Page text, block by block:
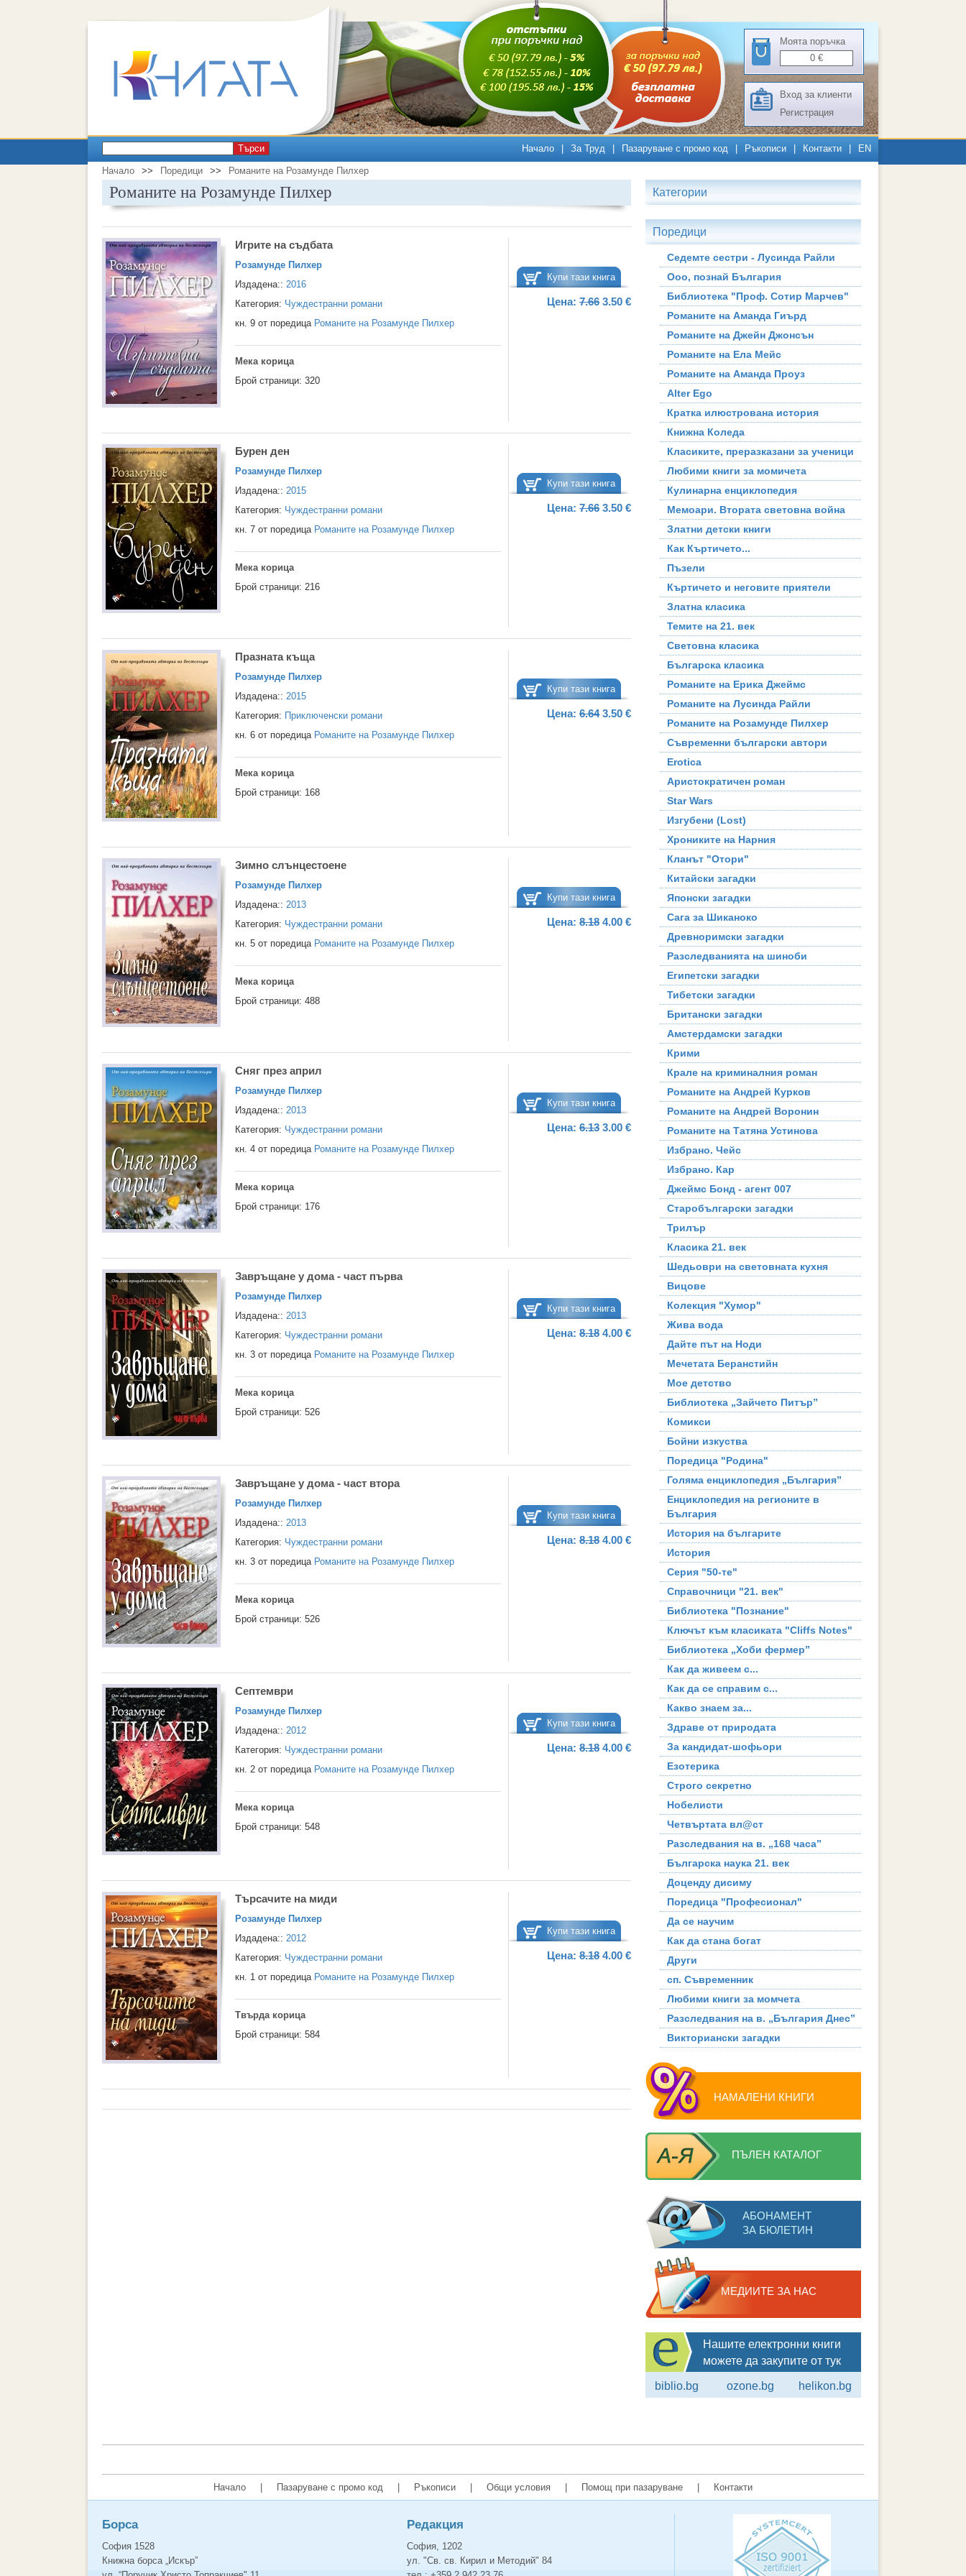
Моята поръчка
0 €
Вход за клиенти
Регистрация
Търси Начало За Труд Пазаруване с промо код Ръкописи Контакти EN
Начало >> Поредици >> Романите на Розамунде Пилхер
Романите на Розамунде Пилхер
Игрите на съдбата
Розамунде Пилхер
Издадена:: 2016
Категория: Чуждестранни романи
кн. 9 от поредица Романите на Розамунде Пилхер
Мека корица
Брой страници: 320
Купи тази книга
Цена: 7.66 3.50 €
Бурен ден
Розамунде Пилхер
Издадена:: 2015
Категория: Чуждестранни романи
кн. 7 от поредица Романите на Розамунде Пилхер
Мека корица
Брой страници: 216
Купи тази книга
Цена: 7.66 3.50 €
Празната къща
Розамунде Пилхер
Издадена:: 2015
Категория: Приключенски романи
кн. 6 от поредица Романите на Розамунде Пилхер
Мека корица
Брой страници: 168
Купи тази книга
Цена: 6.643.50 €
Зимно слънцестоене
Розамунде Пилхер
Издадена:: 2013
Категория: Чуждестранни романи
кн. 5 от поредица Романите на Розамунде Пилхер
Мека корица
Брой страници: 488
Купи тази книга
Цена: 8.18 4.00 €
Сняг през април
Розамунде Пилхер
Издадена:: 2013
Категория: Чуждестранни романи
кн. 4 от поредица Романите на Розамунде Пилхер
Мека корица
Брой страници: 176
Купи тази книга
Цена: 6.13 3.00 €
Завръщане у дома - част първа
Розамунде Пилхер
Издадена:: 2013
Категория: Чуждестранни романи
кн. 3 от поредица Романите на Розамунде Пилхер
Мека корица
Брой страници: 526
Купи тази книга
Цена: 8.18 4.00 €
Завръщане у дома - част втора
Розамунде Пилхер
Издадена:: 2013
Категория: Чуждестранни романи
кн. 3 от поредица Романите на Розамунде Пилхер
Мека корица
Брой страници: 526
Купи тази книга
Цена: 8.18 4.00 €
Септември
Розамунде Пилхер
Издадена:: 2012
Категория: Чуждестранни романи
кн. 2 от поредица Романите на Розамунде Пилхер
Мека корица
Брой страници: 548
Купи тази книга
Цена: 8.18 4.00 €
Търсачите на миди
Розамунде Пилхер
Издадена:: 2012
Категория: Чуждестранни романи
кн. 1 от поредица Романите на Розамунде Пилхер
Твърда корица
Брой страници: 584
Купи тази книга
Цена: 8.18 4.00 €
Категории
Поредици
Седемте сестри - Лусинда Райли
Ооо, познай България
Библиотека "Проф. Сотир Марчев"
Романите на Аманда Гиърд
Романите на Джейн Джонсън
Романите на Ела Мейс
Романите на Аманда Проуз
Alter Ego
Кратка илюстрована история
Книжна Коледа
Класиките, преразказани за ученици
Любими книги за момичета
Кулинарна енциклопедия
Мемоари. Втората световна война
Златни детски книги
Как Къртичето...
Пъзели
Къртичето и неговите приятели
Златна класика
Темите на 21. век
Световна класика
Българска класика
Романите на Ерика Джеймс
Романите на Лусинда Райли
Романите на Розамунде Пилхер
Съвременни български автори
Erotica
Аристократичен роман
Star Wars
Изгубени (Lost)
Хрониките на Нарния
Кланът "Отори"
Китайски загадки
Японски загадки
Сага за Шиканоко
Древноримски загадки
Разследванията на шиноби
Египетски загадки
Тибетски загадки
Британски загадки
Амстердамски загадки
Крими
Крале на криминалния роман
Романите на Андрей Курков
Романите на Андрей Воронин
Романите на Татяна Устинова
Избрано. Чейс
Избрано. Кар
Джеймс Бонд - агент 007
Старобългарски загадки
Трилър
Класика 21. век
Шедьоври на световната кухня
Вицове
Колекция "Хумор"
Жива вода
Дайте път на Ноди
Мечетата Беранстийн
Мое детство
Библиотека „Зайчето Питър”
Комикси
Бойни изкуства
Поредица "Родина"
Голяма енциклопедия „България”
Енциклопедия на регионите в
България
История на българите
История
Серия "50-те"
Справочници "21. век"
Библиотека "Познание"
Ключът към класиката "Cliffs Notes"
Библиотека „Хоби фермер”
Как да живеем с...
Как да се справим с...
Какво знаем за...
Здраве от природата
За кандидат-шофьори
Езотерика
Строго секретно
Нобелисти
Четвъртата вл@ст
Разследвания на в. „168 часа”
Българска наука 21. век
Доценду дисиму
Поредица "Професионал"
Да се научим
Как да стана богат
Други
сп. Съвременник
Любими книги за момчета
Разследвания на в. „България Днес”
Викториански загадки
НАМАЛЕНИ КНИГИ
ПЪЛЕН КАТАЛОГ
АБОНАМЕНТ
ЗА БЮЛЕТИН
МЕДИИТЕ ЗА НАС
Нашите електронни книги
можете да закупите от тук
biblio.bg ozone.bg helikon.bg
Начало Пазаруване с промо код Ръкописи Общи условия Помощ при пазаруване Контакти
Борса
София 1528
Книжна борса „Искър”
Редакция
София, 1202
ул. "Св. св. Кирил и Методий" 84